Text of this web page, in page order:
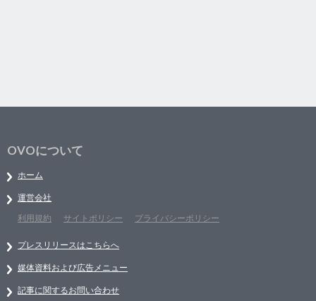
OVOについて
ホーム
運営会社
利用規約
サイトポリシー プライバシーポリシー
プレスリリースはこちらへ
媒体資料および広告メニュー
記事に関するお問い合わせ